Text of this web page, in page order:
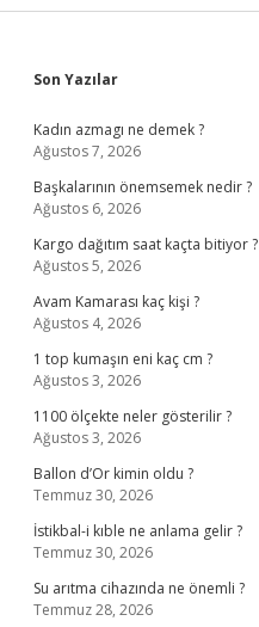
Sidebar
Son Yazılar
Kadın azmagı ne demek ?
Ağustos 7, 2026
Başkalarının önemsemek nedir ?
Ağustos 6, 2026
Kargo dağıtım saat kaçta bitiyor ?
Ağustos 5, 2026
Avam Kamarası kaç kişi ?
Ağustos 4, 2026
1 top kumaşın eni kaç cm ?
Ağustos 3, 2026
1100 ölçekte neler gösterilir ?
Ağustos 3, 2026
Ballon d’Or kimin oldu ?
Temmuz 30, 2026
İstikbal-i kıble ne anlama gelir ?
Temmuz 30, 2026
Su arıtma cihazında ne önemli ?
Temmuz 28, 2026